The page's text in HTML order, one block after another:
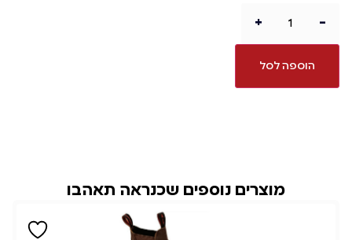
-
+
הוספה לסל
מוצרים נוספים שכנראה תאהבו